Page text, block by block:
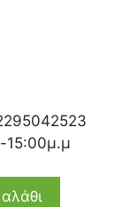
15:00μ.μ